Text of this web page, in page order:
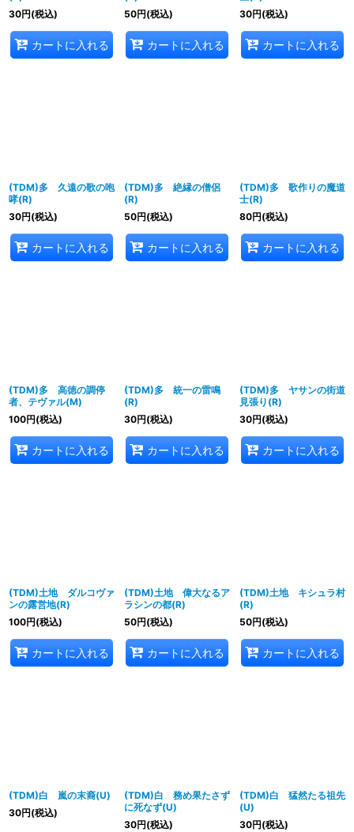
30円(税込)
カートに入れる
50円(税込)
カートに入れる
30円(税込)
カートに入れる
(TDM)多 久遠の歌の咆
哮(R)
30円(税込)
カートに入れる
(TDM)多 絶縁の僧侶
(R)
50円(税込)
カートに入れる
(TDM)多 歌作りの魔道
士(R)
80円(税込)
カートに入れる
(TDM)多 高徳の調停
者、テヴァル(M)
100円(税込)
カートに入れる
(TDM)多 統一の雷鳴
(R)
30円(税込)
カートに入れる
(TDM)多 ヤサンの街道
見張り(R)
30円(税込)
カートに入れる
(TDM)土地 ダルコヴァ
ンの露営地(R)
100円(税込)
カートに入れる
(TDM)土地 偉大なるア
ラシンの都(R)
50円(税込)
カートに入れる
(TDM)土地 キシュラ村
(R)
50円(税込)
カートに入れる
(TDM)白 嵐の末裔(U)
30円(税込)
(TDM)白 務め果たさず
に死なず(U)
30円(税込)
(TDM)白 猛然たる祖先
(U)
30円(税込)